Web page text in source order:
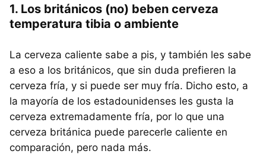
1. Los británicos (no) beben cerveza
temperatura tibia o ambiente
La cerveza caliente sabe a pis, y también les sabe
a eso a los británicos, que sin duda prefieren la
cerveza fría, y si puede ser muy fría. Dicho esto, a
la mayoría de los estadounidenses les gusta la
cerveza extremadamente fría, por lo que una
cerveza británica puede parecerle caliente en
comparación, pero nada más.